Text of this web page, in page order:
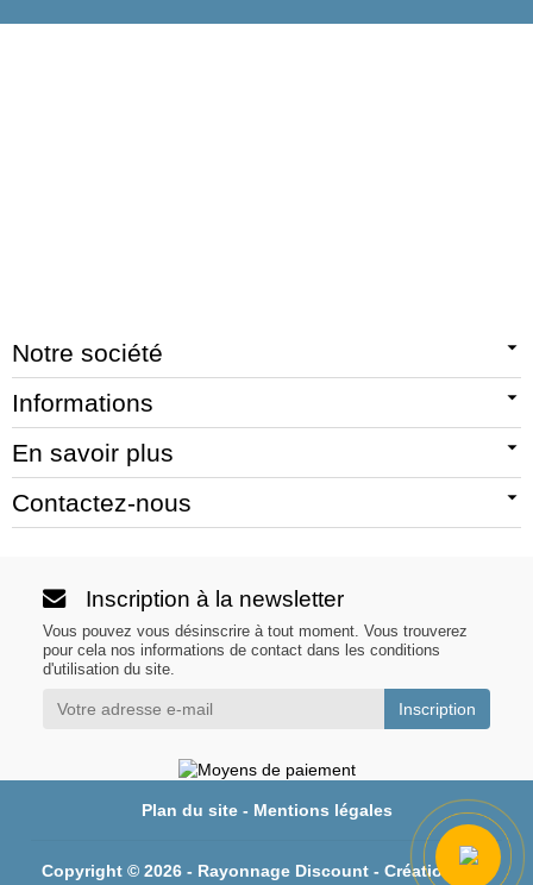
Notre société
Informations
En savoir plus
Contactez-nous
Inscription à la newsletter
Vous pouvez vous désinscrire à tout moment. Vous trouverez
pour cela nos informations de contact dans les conditions
d'utilisation du site.
Plan du site- Mentions légales
Copyright © 2026 - Rayonnage Discount - Création